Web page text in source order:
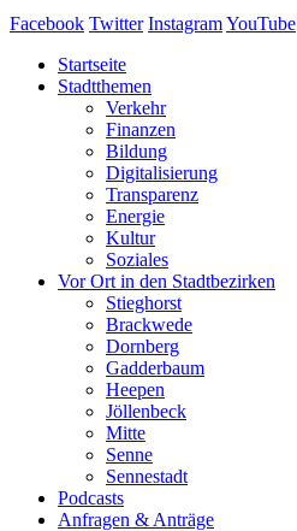
Facebook Twitter InstagramYouTube
Startseite
Stadtthemen
Verkehr
Finanzen
Bildung
Digitalisierung
Transparenz
Energie
Kultur
Soziales
Vor Ort in den Stadtbezirken
Stieghorst
Brackwede
Dornberg
Gadderbaum
Heepen
Jöllenbeck
Mitte
Senne
Sennestadt
Podcasts
Anfragen & Anträge